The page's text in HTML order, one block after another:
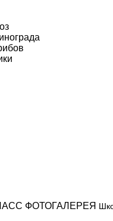
ФОТОГАЛЕРЕЯ